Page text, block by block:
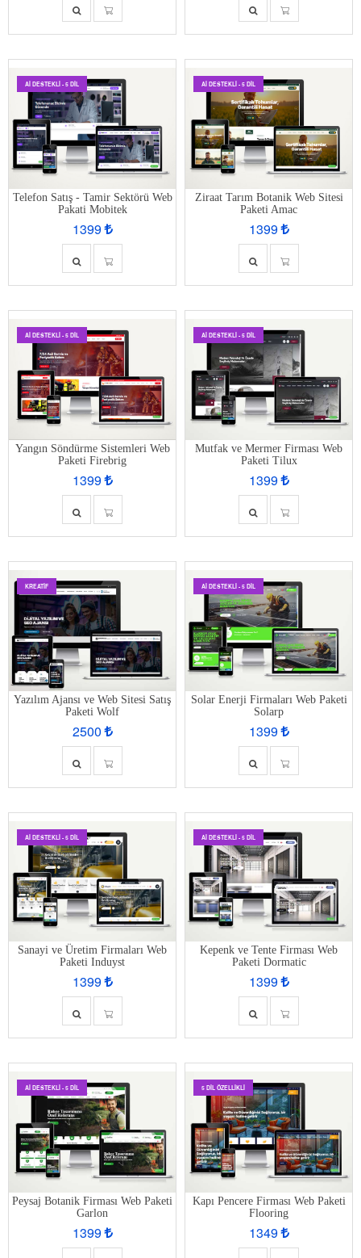
AI DESTEKLI - 5 DIL
Telefon Satış - Tamir Sektörü Web
Pakati Mobitek
1399
AI DESTEKLI - 5 DIL
Ziraat Tarım Botanik Web Sitesi
Paketi Amac
1399
AI DESTEKLI - 5 DIL
Yangın Söndürme Sistemleri Web
Paketi Firebrig
1399
AI DESTEKLI - 5 DIL
Mutfak ve Mermer Firması Web
Paketi Tilux
1399
KREATİF
Yazılım Ajansı ve Web Sitesi Satış
Paketi Wolf
2500
AI DESTEKLI - 5 DIL
Solar Enerji Firmaları Web Paketi
Solarp
1399
AI DESTEKLI - 5 DIL
Sanayi ve Üretim Firmaları Web
Paketi Induyst
1399
AI DESTEKLI - 5 DIL
Kepenk ve Tente Firması Web
Paketi Dormatic
1399
AI DESTEKLI - 5 DIL
Peysaj Botanik Firması Web Paketi
Garlon
1399
5 DIL ÖZELLIKLI
Kapı Pencere Firması Web Paketi
Flooring
1349